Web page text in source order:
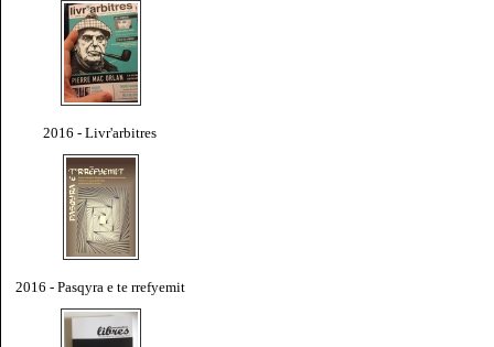
2016 - Livr'arbitres
2016 - Pasqyra e te rrefyemit